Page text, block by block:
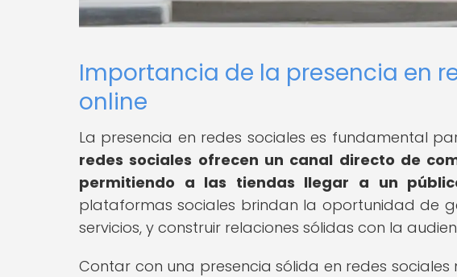
Importancia de la presencia en
online
La presencia en redes sociales es fundamental
redes sociales ofrecen un canal directo de
permitiendo a las tiendas llegar a un
plataformas sociales brindan la oportunidad de
servicios, y construir relaciones sólidas con la
Contar con una presencia sólida en redes